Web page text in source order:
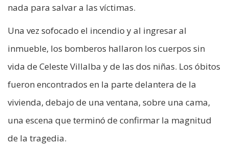
nada para salvar a las víctimas.
Una vez sofocado el incendio y al ingresar al
inmueble, los bomberos hallaron los cuerpos sin
vida de Celeste Villalba y de las dos niñas. Los óbitos
fueron encontrados en la parte delantera de la
vivienda, debajo de una ventana, sobre una cama,
una escena que terminó de confirmar la magnitud
de la tragedia.